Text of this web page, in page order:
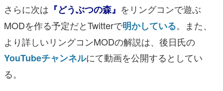
さらに次は 『どうぶつの森』 をリングコンで遊ぶ
MODを作る予定だとTwitterで明かしている。また、
より詳しいリングコンMODの解説は、後日氏の
YouTubeチャンネルにて動画を公開するとしてい
る。